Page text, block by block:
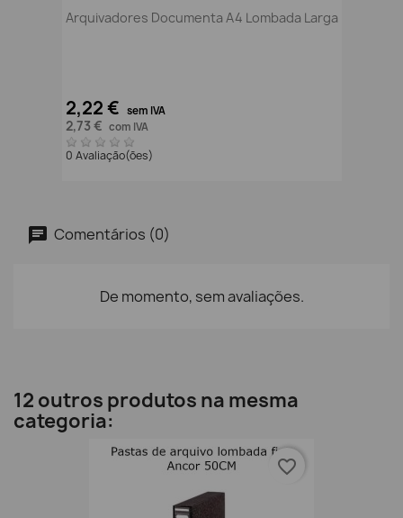
Arquivadores Documenta A4 Lombada Larga
2,22 € sem IVA
2,73 € com IVA
0 Avaliação(ões)
Comentários (0)
De momento, sem avaliações.
12 outros produtos na mesma
categoria:
favorite_border